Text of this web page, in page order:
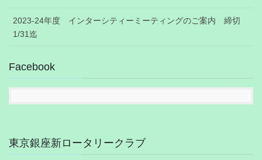
2023-24年度 インターシティーミーティングのご案内 締切
1/31迄
Facebook
東京銀座新ロータリークラブ